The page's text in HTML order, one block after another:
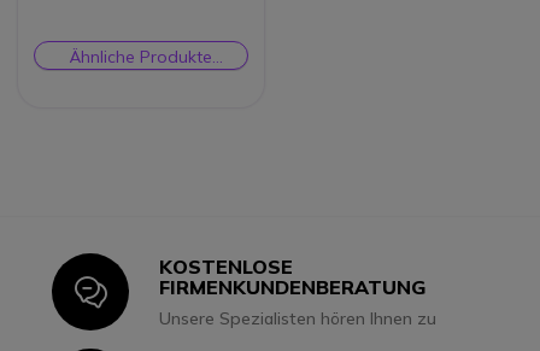
Ähnliche Produkte
prüfen
Icon
KOSTENLOSE
FIRMENKUNDENBERATUNG
Unsere Spezialisten hören Ihnen zu